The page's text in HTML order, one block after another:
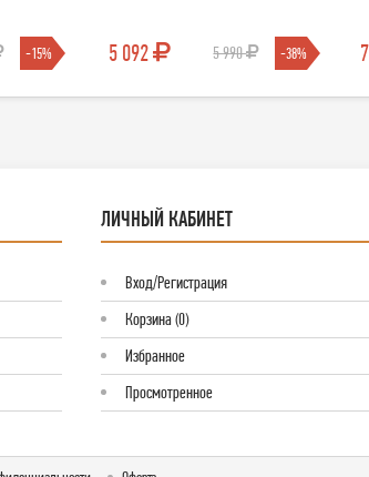
-15% 5 092 5 990 -38%
ЛИЧНЫЙ КАБИНЕТ
Вход/Регистрация
Корзина (0)
Избранное
Просмотренное